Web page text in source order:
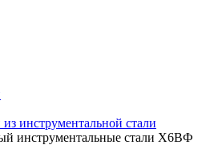
инструментальной стали
инструментальные стали Х6ВФ